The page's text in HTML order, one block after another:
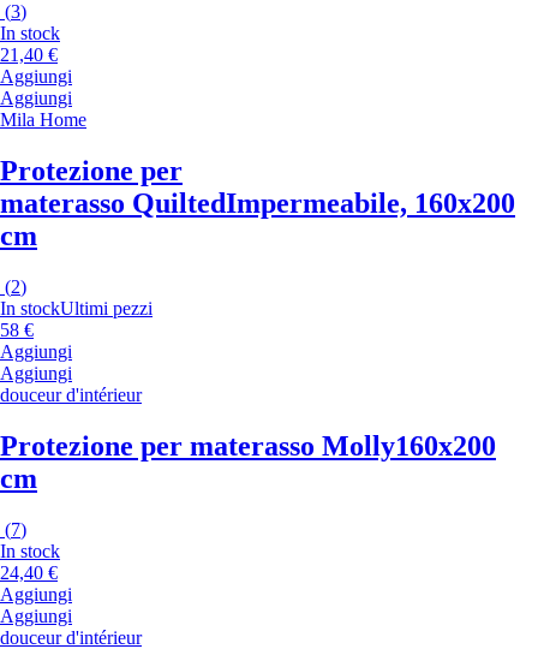
(3)
In stock
21,40 €
Aggiungi
Aggiungi
Mila Home
Protezione per
materasso QuiltedImpermeabile, 160x200
cm
(2)
In stockUltimi pezzi
58 €
Aggiungi
Aggiungi
douceur d'intérieur
Protezione per materasso Molly160x200
cm
(7)
In stock
24,40 €
Aggiungi
Aggiungi
douceur d'intérieur